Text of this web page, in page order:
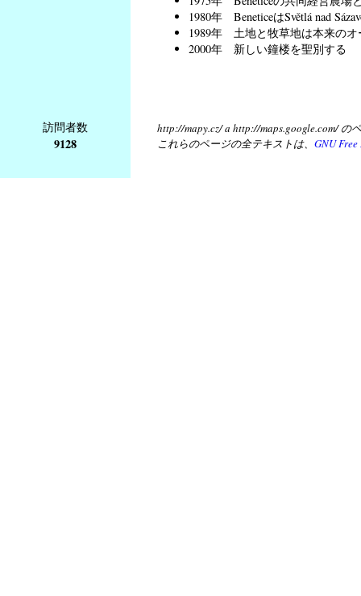
1980年 BeneticeはSvětlá nad
1989年 土地と牧草地は本来の
2000年 新しい鐘楼を聖別する
訪問者数
9128
http://mapy.cz/ a http://maps.google.com/
これらのページの全テキストは、 GNU